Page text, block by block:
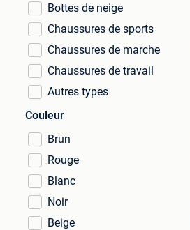
Bottes de neige
Chaussures de sports
Chaussures de marche
Chaussures de travail
Autres types
Couleur
Brun
Rouge
Blanc
Noir
Beige